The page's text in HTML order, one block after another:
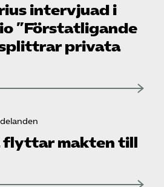
intervjuad i
”Förstatligande
privata
flyttar makten till